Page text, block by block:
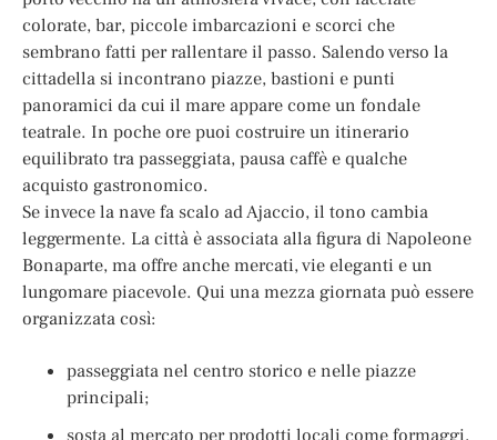
colorate, bar, piccole imbarcazioni e scorci che
sembrano fatti per rallentare il passo. Salendo verso la
cittadella si incontrano piazze, bastioni e punti
panoramici da cui il mare appare come un fondale
teatrale. In poche ore puoi costruire un itinerario
equilibrato tra passeggiata, pausa caffè e qualche
acquisto gastronomico.
Se invece la nave fa scalo ad Ajaccio, il tono cambia
leggermente. La città è associata alla figura di Napoleone
Bonaparte, ma offre anche mercati, vie eleganti e un
lungomare piacevole. Qui una mezza giornata può essere
organizzata così:
passeggiata nel centro storico e nelle piazze
principali;
sosta al mercato per prodotti locali come formaggi,